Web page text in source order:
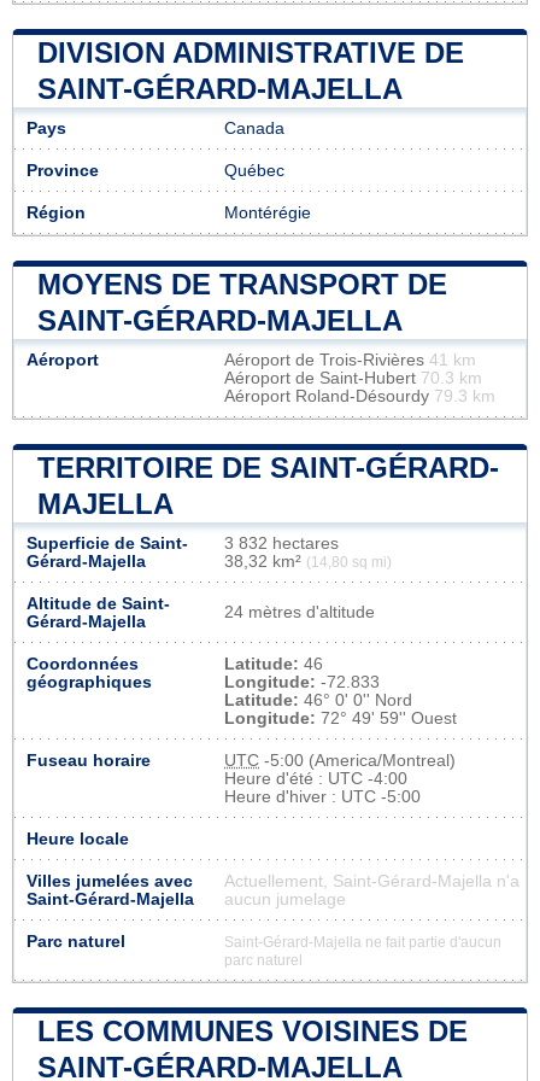
DIVISION ADMINISTRATIVE DE
SAINT-GÉRARD-MAJELLA
Pays Canada
Province Québec
Région Montérégie
MOYENS DE TRANSPORT DE
SAINT-GÉRARD-MAJELLA
Aéroport Aéroport de Trois-Rivières 41 km
Aéroport de Saint-Hubert 70.3 km
Aéroport Roland-Désourdy 79.3 km
TERRITOIRE DE SAINT-GÉRARD-
MAJELLA
Superficie de Saint-
Gérard-Majella
3 832 hectares
38,32 km² (14,80 sq mi)
Altitude de Saint-
Gérard-Majella
24 mètres d'altitude
Coordonnées
géographiques
Latitude: 46
Longitude: -72.833
Latitude: 46° 0' 0'' Nord
Longitude: 72° 49' 59'' Ouest
Fuseau horaire UTC -5:00 (America/Montreal)
Heure d'été : UTC -4:00
Heure d'hiver : UTC -5:00
Heure locale
Villes jumelées avec
Saint-Gérard-Majella
Actuellement, Saint-Gérard-Majella n'a
aucun jumelage
Parc naturel
Saint-Gérard-Majella ne fait partie d'aucun
parc naturel
LES COMMUNES VOISINES DE
SAINT-GÉRARD-MAJELLA